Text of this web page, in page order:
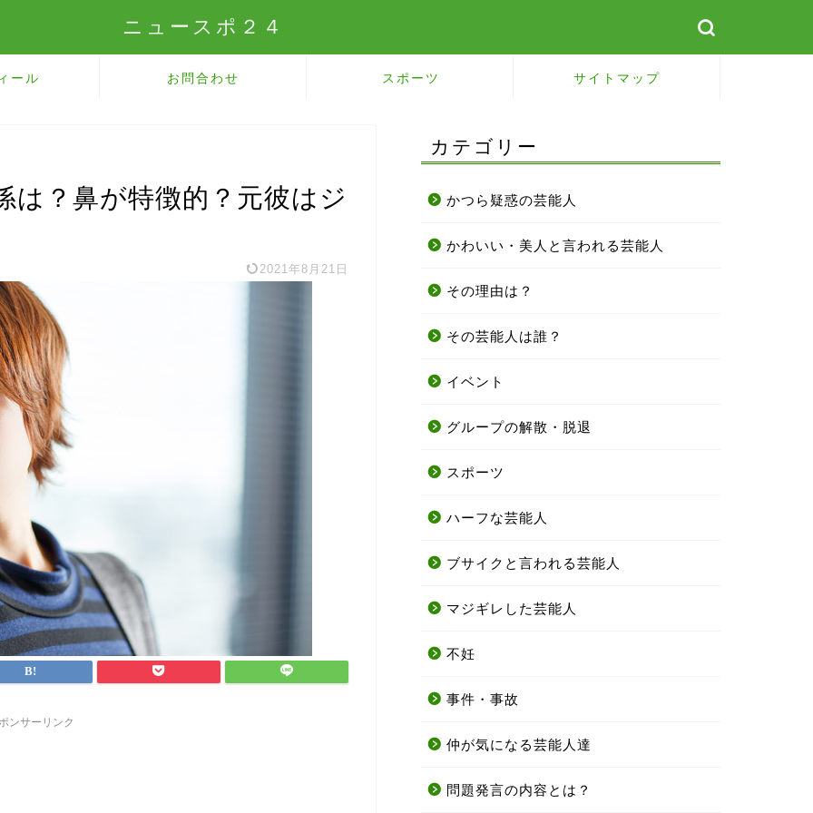
ニュースポ２４
ール お問合わせ スポーツ サイトマップ
は？鼻が特徴的？元彼はジ
2021年8月21日
ンサーリンク
カテゴリー
かつら疑惑の芸能人
かわいい・美人と言われる芸能人
その理由は？
その芸能人は誰？
イベント
グループの解散・脱退
スポーツ
ハーフな芸能人
ブサイクと言われる芸能人
マジギレした芸能人
不妊
事件・事故
仲が気になる芸能人達
問題発言の内容とは？